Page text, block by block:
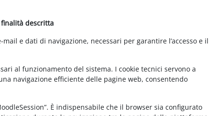
descritta
e dati di navigazione, necessari per garantire l’accesso e il
al funzionamento del sistema. I cookie tecnici servono a
navigazione efficiente delle pagine web, consentendo
È indispensabile che il browser sia configurato